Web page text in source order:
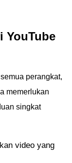
YouTube
perangkat,
memerlukan
singkat
video yang